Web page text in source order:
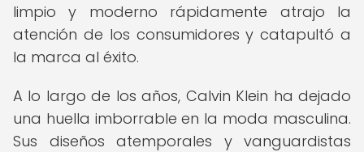
limpio y moderno rápidamente atrajo la
atención de los consumidores y catapultó a
la marca al éxito.
A lo largo de los años, Calvin Klein ha dejado
una huella imborrable en la moda masculina.
Sus diseños atemporales y vanguardistas